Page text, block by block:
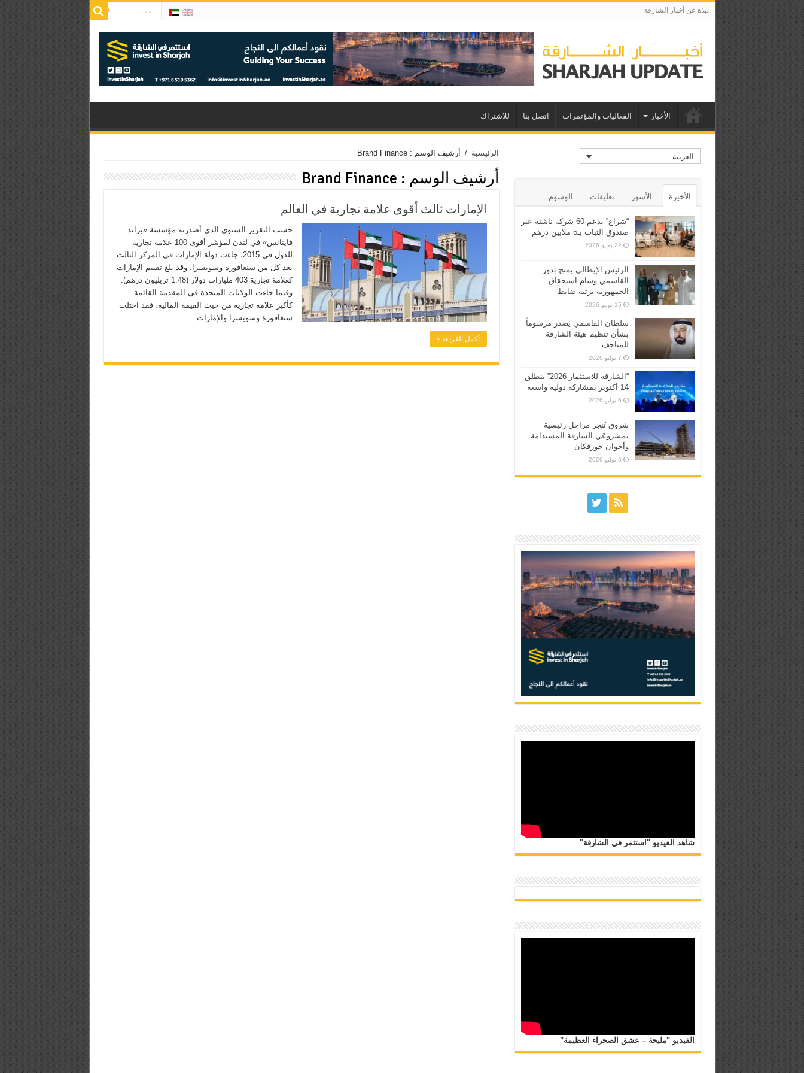
نبذة عن أخبار الشارقة
الأخبار الفعاليات والمؤتمرات اتصل بنا للاشتراك
الرئيسية / أرشيف الوسم : Brand Finance
أرشيف الوسم : Brand Finance
الإمارات ثالث أقوى علامة تجارية في العالم
حسب التقرير السنوي الذي أصدرته مؤسسة «براند
فاينانس» في لندن لمؤشر أقوى 100 علامة تجارية
للدول في 2015، جاءت دولة الإمارات في المركز الثالث
بعد كل من سنغافورة وسويسرا. وقد بلغ تقييم الإمارات
كعلامة تجارية 403 مليارات دولار (1.48 تريليون درهم).
وفيما جاءت الولايات المتحدة في المقدمة القائمة
كأكبر علامة تجارية من حيث القيمة المالية، فقد احتلت
سنغافورة وسويسرا والإمارات ...
أكمل القراءة »
العربية
الأخيرة الأشهر تعليقات الوسوم
“شراع” يدعم 60 شركة ناشئة عبر
صندوق الثبات بـ5 ملايين درهم
22 يوليو 2026
الرئيس الإيطالي يمنح بدور
القاسمي وسام استحقاق
الجمهورية برتبة ضابط
15 يوليو 2026
سلطان القاسمي يصدر مرسوماً
بشأن تنظيم هيئة الشارقة
للمتاحف
7 يوليو 2026
“الشارقة للاستثمار 2026” ينطلق
14 أكتوبر بمشاركة دولية واسعة
6 يوليو 2026
شروق تُنجز مراحل رئيسية
بمشروعَي الشارقة المستدامة
وأجوان خورفكان
6 يوليو 2026
شاهد الفيديو "استثمر في الشارقة"
الفيديو "مليحة – عشق الصحراء العظيمة"